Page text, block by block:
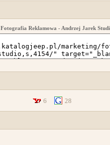
Fotografia Reklamowa - Andrzej Jarek
6 28